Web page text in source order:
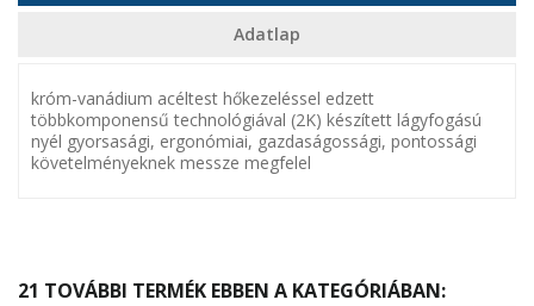
Adatlap
króm-vanádium acéltest hőkezeléssel edzett
többkomponensű technológiával (2K) készített lágyfogású
nyél gyorsasági, ergonómiai, gazdaságossági, pontossági
követelményeknek messze megfelel
21 TOVÁBBI TERMÉK EBBEN A KATEGÓRIÁBAN: